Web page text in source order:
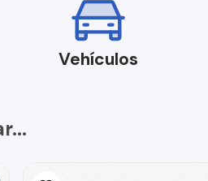
Vehículos